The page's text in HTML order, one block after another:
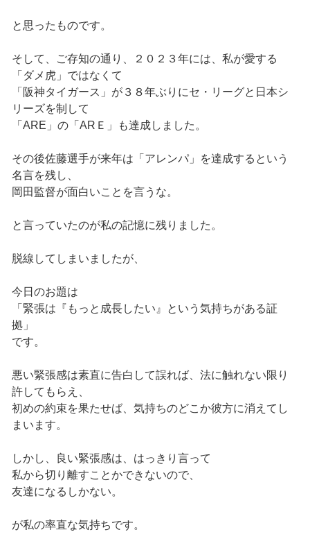
と思ったものです。
そして、ご存知の通り、２０２３年には、私が愛する
「ダメ虎」ではなくて
「阪神タイガース」が３８年ぶりにセ・リーグと日本シ
リーズを制して
「ARE」の「ARＥ」も達成しました。
その後佐藤選手が来年は「アレンパ」を達成するという
名言を残し、
岡田監督が面白いことを言うな。
と言っていたのが私の記憶に残りました。
脱線してしまいましたが、
今日のお題は
「緊張は『もっと成長したい』という気持ちがある証
拠」
です。
悪い緊張感は素直に告白して誤れば、法に触れない限り
許してもらえ、
初めの約束を果たせば、気持ちのどこか彼方に消えてし
まいます。
しかし、良い緊張感は、はっきり言って
私から切り離すことかできないので、
友達になるしかない。
が私の率直な気持ちです。